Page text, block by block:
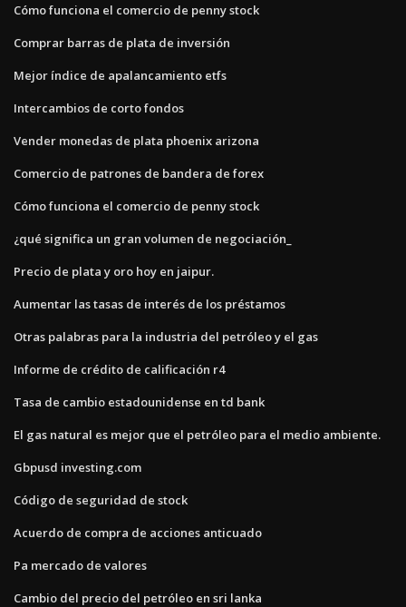
Cómo funciona el comercio de penny stock
Comprar barras de plata de inversión
Mejor índice de apalancamiento etfs
Intercambios de corto fondos
Vender monedas de plata phoenix arizona
Comercio de patrones de bandera de forex
Cómo funciona el comercio de penny stock
¿qué significa un gran volumen de negociación_
Precio de plata y oro hoy en jaipur.
Aumentar las tasas de interés de los préstamos
Otras palabras para la industria del petróleo y el gas
Informe de crédito de calificación r4
Tasa de cambio estadounidense en td bank
El gas natural es mejor que el petróleo para el medio ambiente.
Gbpusd investing.com
Código de seguridad de stock
Acuerdo de compra de acciones anticuado
Pa mercado de valores
Cambio del precio del petróleo en sri lanka